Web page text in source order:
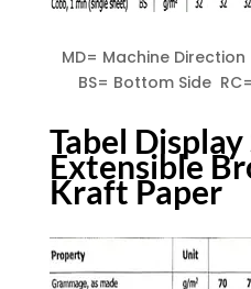
MD= Machine
BS= Bottom Side
Tabel Display
Extensible
Kraft Paper